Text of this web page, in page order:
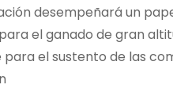
desempeñará un
el ganado de gran
el sustento de las